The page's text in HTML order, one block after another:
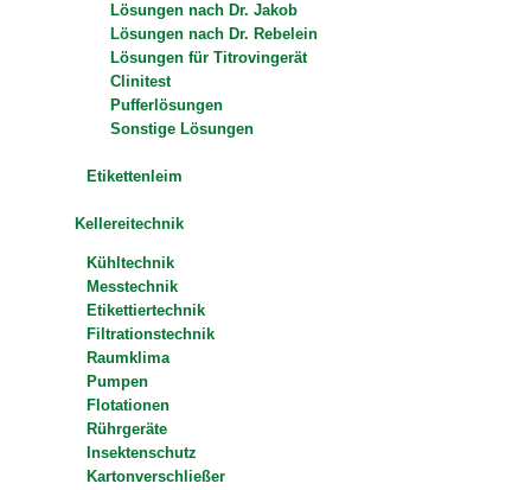
Lösungen nach Dr. Jakob
Lösungen nach Dr. Rebelein
Lösungen für Titrovingerät
Clinitest
Pufferlösungen
Sonstige Lösungen
Etikettenleim
Kellereitechnik
Kühltechnik
Messtechnik
Etikettiertechnik
Filtrationstechnik
Raumklima
Pumpen
Flotationen
Rührgeräte
Insektenschutz
Kartonverschließer